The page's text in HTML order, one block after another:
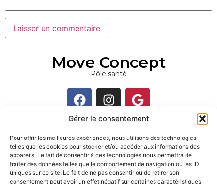
Gérer le consentement
Pour offrir les meilleures expériences, nous utilisons des technologies
telles que les cookies pour stocker et/ou accéder aux informations des
appareils. Le fait de consentir à ces technologies nous permettra de
traiter des données telles que le comportement de navigation ou les ID
uniques sur ce site. Le fait de ne pas consentir ou de retirer son
consentement peut avoir un effet négatif sur certaines caractéristiques
Move Concept
Pôle santé
Rue Alphonse Collette 19, 4910 Jehanster
+3287224822
contact@moveconcept.be